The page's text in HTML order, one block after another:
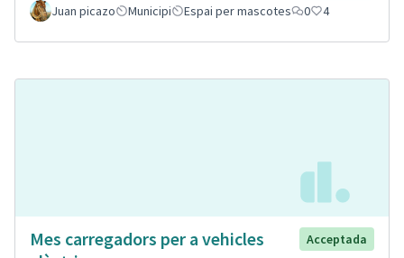
Juan picazo
Municipi Espai per mascotes 0 4
Mes carregadors per a vehicles
Acceptada